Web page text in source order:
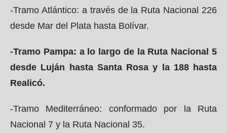
-Tramo Atlántico: a través de la Ruta Nacional 226
desde Mar del Plata hasta Bolívar.
-Tramo Pampa: a lo largo de la Ruta Nacional 5
desde Luján hasta Santa Rosa y la 188 hasta
Realicó.
-Tramo Mediterráneo: conformado por la Ruta
Nacional 7 y la Ruta Nacional 35.